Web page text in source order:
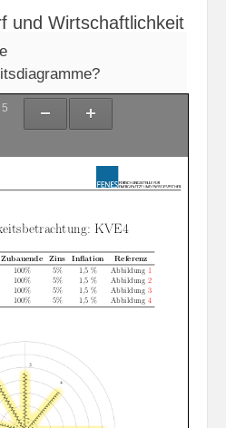
und Wirtschaftlichkeit
5